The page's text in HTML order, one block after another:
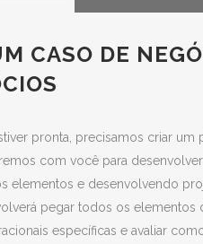
CASO DE
pronta, precisamos criar um
com você para
elementos e desenvolvendo
pegar todos os elementos
específicas e avaliar